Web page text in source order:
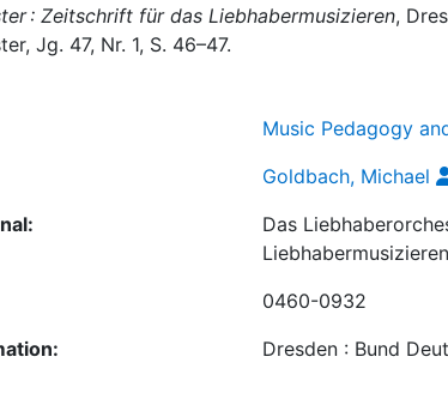
: Zeitschrift für das Liebhabermusizieren,
Jg. 47, Nr. 1, S. 46–47.
Music Pedagogy
Goldbach, Michael
Das
Liebhabermusizieren
0460-0932
Dresden : Bund